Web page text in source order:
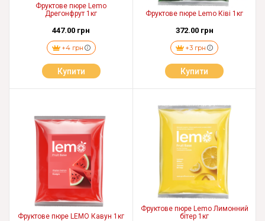
Фруктове пюре Lemo
Дрегонфрут 1кг
447.00 грн
+4 грн
Купити
Фруктове пюре Lemo Ківі 1кг
372.00 грн
+3 грн
Купити
Фруктове пюре LEMO Кавун 1кг
Фруктове пюре Lemo Лимонний
бітер 1кг